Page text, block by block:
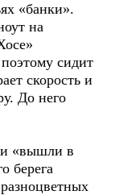
«банки».
на
сидит
скорость и
До него
«вышли в
берега